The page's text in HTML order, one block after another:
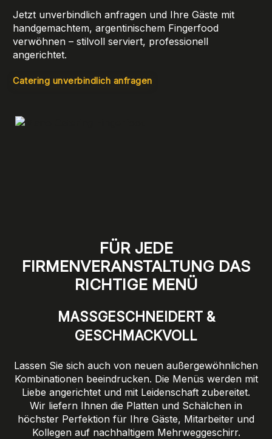
Jetzt unverbindlich anfragen und Ihre Gäste mit
handgemachtem, argentinischem Fingerfood
verwöhnen – stilvoll serviert, professionell
angerichtet.
Catering unverbindlich anfragen
FÜR JEDE
FIRMENVERANSTALTUNG DAS
RICHTIGE MENÜ
MASSGESCHNEIDERT & G
ESCHMACKVOLL
Lassen Sie sich auch von neuen außergewöhnlichen
Kombinationen beeindrucken. Die Menüs werden mit
Liebe angerichtet und mit Leidenschaft zubereitet.
Wir liefern Ihnen die Platten und Schälchen in
höchster Perfektion für Ihre Gäste, Mitarbeiter und
Kollegen auf nachhaltigem Mehrweggeschirr.